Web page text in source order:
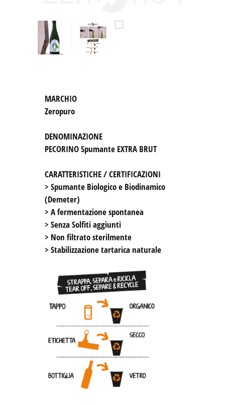
Zeropuro
DENOMINAZIONE
PECORINO Spumante EXTRA BRUT
CARATTERISTICHE / CERTIFICAZIONI
> Spumante Biologico e Biodinamico
(Demeter)
> A fermentazione spontanea
> Senza Solfiti aggiunti
> Non filtrato sterilmente
> Stabilizzazione tartarica naturale